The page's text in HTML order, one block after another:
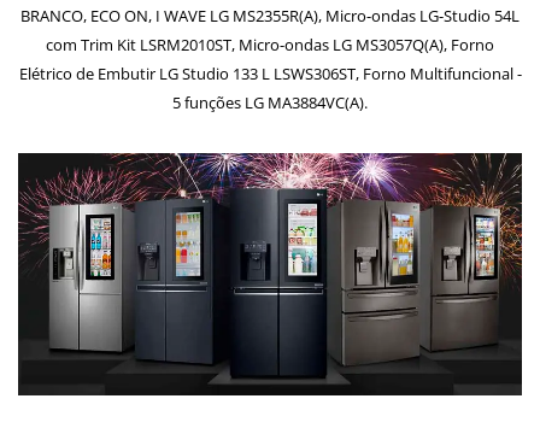
BRANCO, ECO ON, I WAVE LG MS2355R(A), Micro-ondas LG-Studio 54L
com Trim Kit LSRM2010ST, Micro-ondas LG MS3057Q(A), Forno
Elétrico de Embutir LG Studio 133 L LSWS306ST, Forno Multifuncional -
5 funções LG MA3884VC(A).